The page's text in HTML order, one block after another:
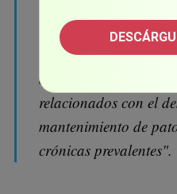
niveles de
sucede con la
asimismo, representan
relacionados con el
mantenimiento de
crónicas prevalentes".